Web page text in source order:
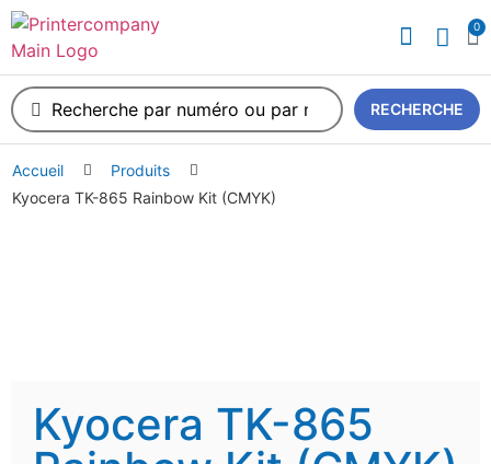
0
RECHERCHE
Accueil
Produits
Kyocera TK-865 Rainbow Kit (CMYK)
Kyocera TK-865